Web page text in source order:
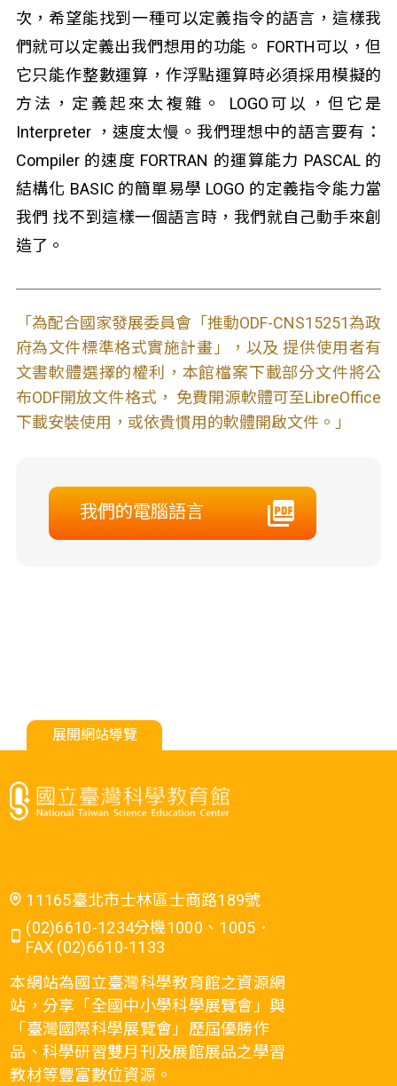
次，希望能找到一種可以定義指令的語言，這樣我
們就可以定義出我們想用的功能。 FORTH可以，但
它只能作整數運算，作浮點運算時必須採用模擬的
方法，定義起來太複雜。 LOGO可以，但它是
Interpreter ，速度太慢。我們理想中的語言要有：
Compiler 的速度 FORTRAN 的運算能力 PASCAL 的
結構化 BASIC 的簡單易學 LOGO 的定義指令能力當
我們 找不到這樣一個語言時，我們就自己動手來創
造了。
「為配合國家發展委員會「推動ODF-CNS15251為政
府為文件標準格式實施計畫」，以及 提供使用者有
文書軟體選擇的權利，本館檔案下載部分文件將公
布ODF開放文件格式， 免費開源軟體可至LibreOffice
下載安裝使用，或依貴慣用的軟體開啟文件。」
我們的電腦語言
展開網站導覽
11165臺北市士林區士商路189號
(02)6610-1234分機1000、1005．
FAX (02)6610-1133
本網站為國立臺灣科學教育館之資源網
站，分享「全國中小學科學展覽會」與
「臺灣國際科學展覽會」歷屆優勝作
品、科學研習雙月刊及展館展品之學習
教材等豐富數位資源。